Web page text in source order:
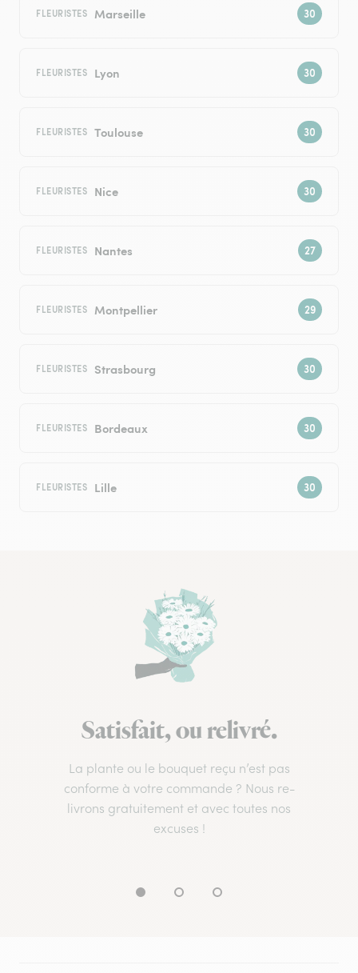
FLEURISTES Marseille
FLEURISTES Lyon
FLEURISTES Toulouse
FLEURISTES Nice
FLEURISTES Nantes
FLEURISTES Montpellier
FLEURISTES Strasbourg
FLEURISTES Bordeaux
FLEURISTES Lille
Satisfait, ou relivré.
La plante ou le bouquet reçu n’est pas
conforme à votre commande ? Nous re-
livrons gratuitement et avec toutes nos
excuses !